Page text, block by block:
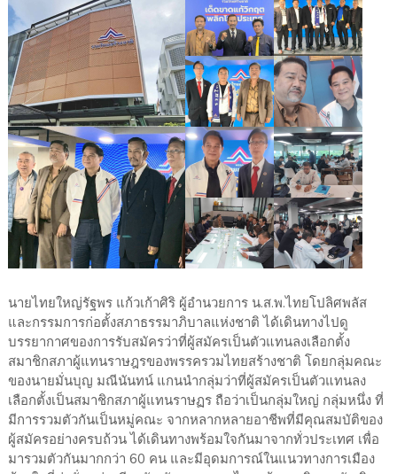
นายไทยใหญ่รัฐพร แก้วเก้าศิริ ผู้อำนวยการ น.ส.พ.ไทยโปลิศพลัส
และกรรมการก่อตั้งสภาธรรมาภิบาลแห่งชาติ ได้เดินทางไปดู
บรรยากาศของการรับสมัครว่าที่ผู้สมัครเป็นตัวแทนลงเลือกตั้ง
สมาชิกสภาผู้แทนราษฎรของพรรครวมไทยสร้างชาติ โดยกลุ่มคณะ
ของนายมั่นบุญ มณีนันทน์ แกนนำกลุ่มว่าที่ผู้สมัครเป็นตัวแทนลง
เลือกตั้งเป็นสมาชิกสภาผู้แทนราษฏร ถือว่าเป็นกลุ่มใหญ่ กลุ่มหนึ่ง ที่
มีการรวมตัวกันเป็นหมู่คณะ จากหลากหลายอาชีพที่มีคุณสมบัติของ
ผู้สมัครอย่างครบถ้วน ได้เดินทางพร้อมใจกันมาจากทั่วประเทศ เพื่อ
มารวมตัวกันมากกว่า 60 คน และมีอุดมการณ์ในแนวทางการเมือง